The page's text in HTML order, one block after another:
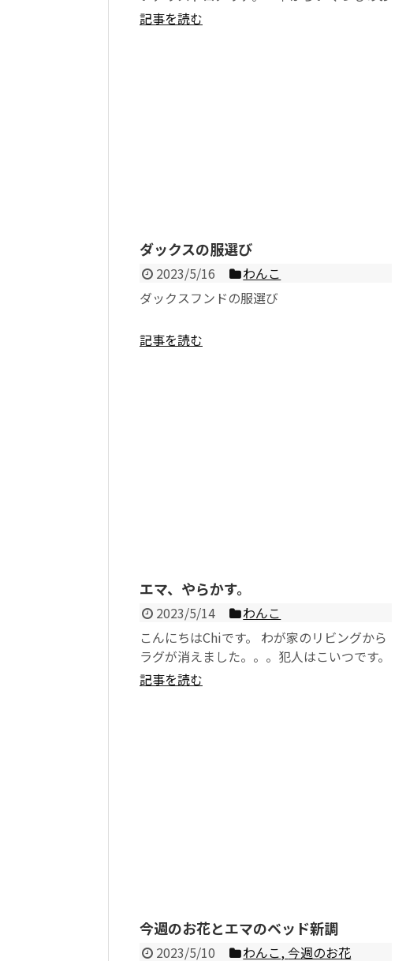
花を咲かせるわりには比較的に長持ちするお
記事を読む
ダックスの服選び
2023/5/16
わんこ
ダックスフンドの服選び
記事を読む
エマ、やらかす。
2023/5/14
わんこ
こんにちはChiです。 わが家のリビングから
ラグが消えました。。。犯人はこいつです。
トイレトレーニング中のエマですが...
記事を読む
今週のお花とエマのベッド新調
2023/5/10 わんこ,今週のお花